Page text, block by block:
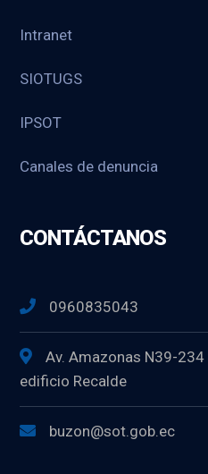
Intranet
SIOTUGS
IPSOT
Canales de denuncia
CONTÁCTANOS
0960835043
Av. Amazonas N39-
edificio Recalde
buzon@sot.gob.ec